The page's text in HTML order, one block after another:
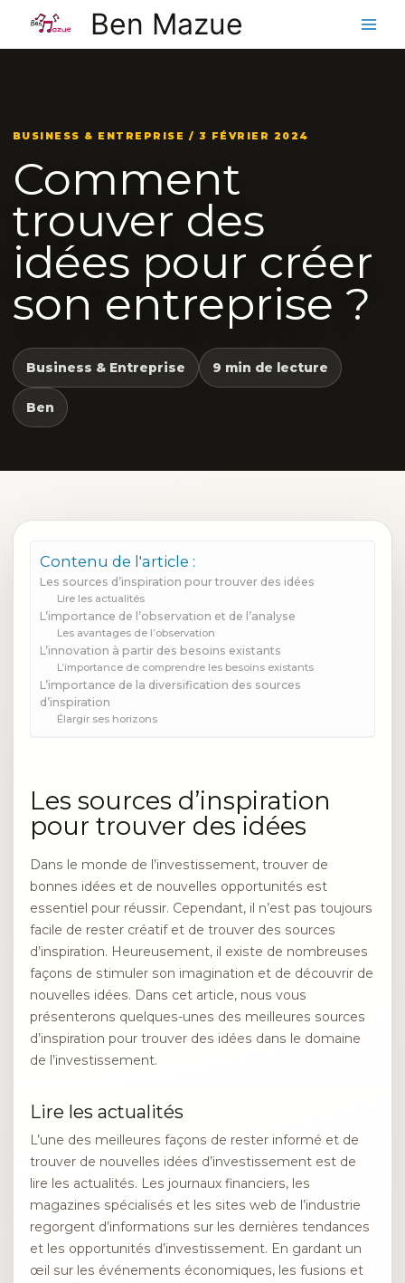
contenu
Ben Mazue
BUSINESS & ENTREPRISE / 3 FÉVRIER 2024
Comment
trouver des
idées pour créer
son entreprise ?
Business & Entreprise 9 min de lecture
Ben
Contenu de l'article :
Les sources d’inspiration pour trouver des idées
Lire les actualités
L’importance de l’observation et de l’analyse
Les avantages de l’observation
L’innovation à partir des besoins existants
L’importance de comprendre les besoins existants
L’importance de la diversification des sources
d’inspiration
Élargir ses horizons
Les sources d’inspiration
pour trouver des idées
Dans le monde de l’investissement, trouver de
bonnes idées et de nouvelles opportunités est
essentiel pour réussir. Cependant, il n’est pas toujours
facile de rester créatif et de trouver des sources
d’inspiration. Heureusement, il existe de nombreuses
façons de stimuler son imagination et de découvrir de
nouvelles idées. Dans cet article, nous vous
présenterons quelques-unes des meilleures sources
d’inspiration pour trouver des idées dans le domaine
de l’investissement.
Lire les actualités
L’une des meilleures façons de rester informé et de
trouver de nouvelles idées d’investissement est de
lire les actualités. Les journaux financiers, les
magazines spécialisés et les sites web de l’industrie
regorgent d’informations sur les dernières tendances
et les opportunités d’investissement. En gardant un
œil sur les événements économiques, les fusions et